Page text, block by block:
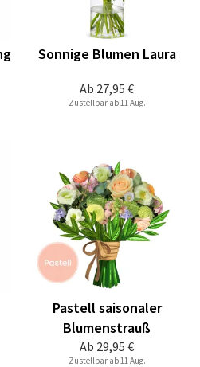
Ab 27,95 €
Sonnige Blumen Laura
Zustellbar ab 11 Aug.
Ab 29,95 €
Pastell saisonaler
Blumenstrauß
Zustellbar ab 11 Aug.